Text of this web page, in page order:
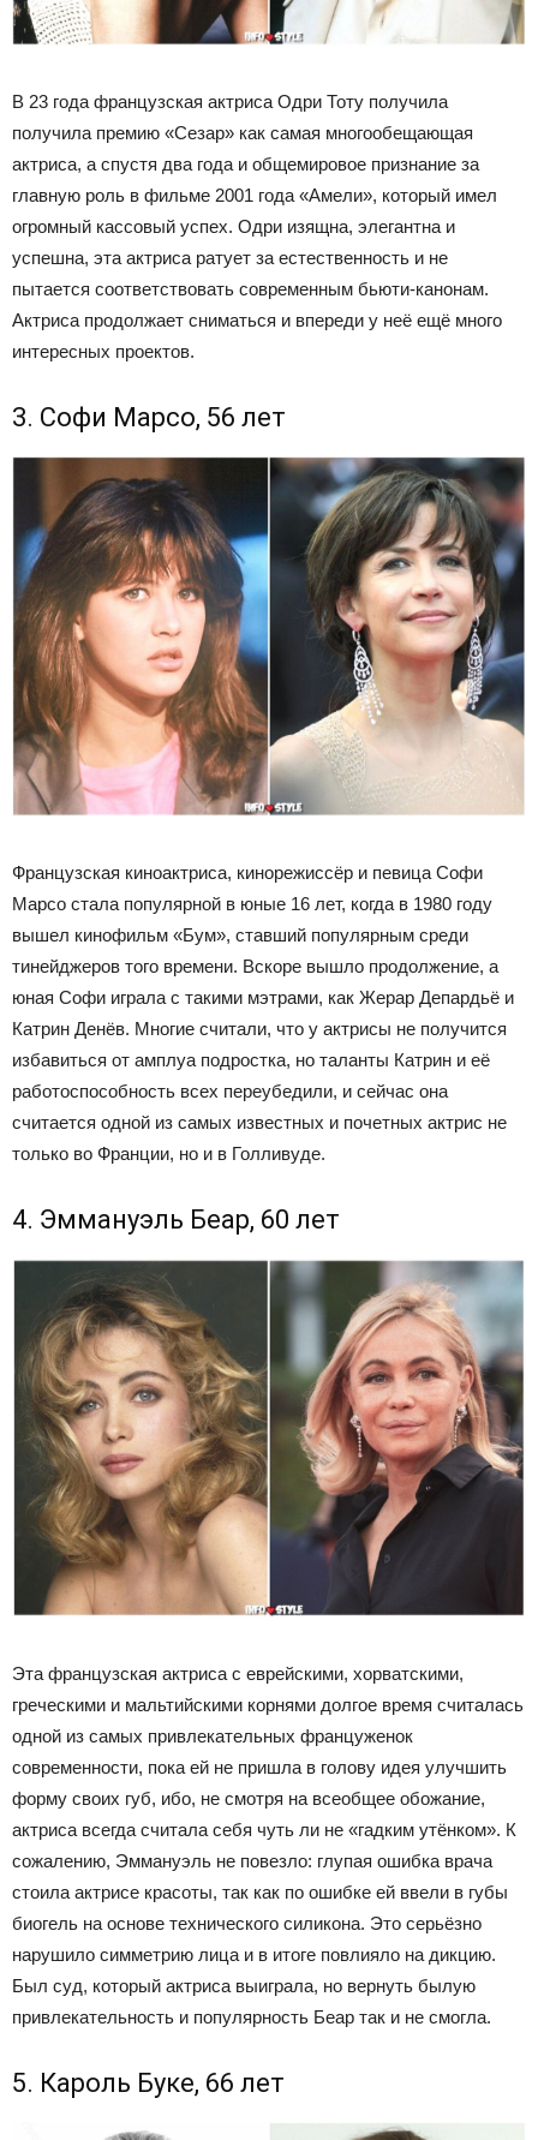
В 23 года французская актриса Одри Тоту получила
получила премию «Сезар» как самая многообещающая
актриса, а спустя два года и общемировое признание за
главную роль в фильме 2001 года «Амели», который имел
огромный кассовый успех. Одри изящна, элегантна и
успешна, эта актриса ратует за естественность и не
пытается соответствовать современным бьюти-канонам.
Актриса продолжает сниматься и впереди у неё ещё много
интересных проектов.
3. Софи Марсо, 56 лет
Французская киноактриса, кинорежиссёр и певица Софи
Марсо стала популярной в юные 16 лет, когда в 1980 году
вышел кинофильм «Бум», ставший популярным среди
тинейджеров того времени. Вскоре вышло продолжение, а
юная Софи играла с такими мэтрами, как Жерар Депардьё и
Катрин Денёв. Многие считали, что у актрисы не получится
избавиться от амплуа подростка, но таланты Катрин и её
работоспособность всех переубедили, и сейчас она
считается одной из самых известных и почетных актрис не
только во Франции, но и в Голливуде.
4. Эммануэль Беар, 60 лет
Эта французская актриса с еврейскими, хорватскими,
греческими и мальтийскими корнями долгое время считалась
одной из самых привлекательных француженок
современности, пока ей не пришла в голову идея улучшить
форму своих губ, ибо, не смотря на всеобщее обожание,
актриса всегда считала себя чуть ли не «гадким утёнком». К
сожалению, Эммануэль не повезло: глупая ошибка врача
стоила актрисе красоты, так как по ошибке ей ввели в губы
биогель на основе технического силикона. Это серьёзно
нарушило симметрию лица и в итоге повлияло на дикцию.
Был суд, который актриса выиграла, но вернуть былую
привлекательность и популярность Беар так и не смогла.
5. Кароль Буке, 66 лет